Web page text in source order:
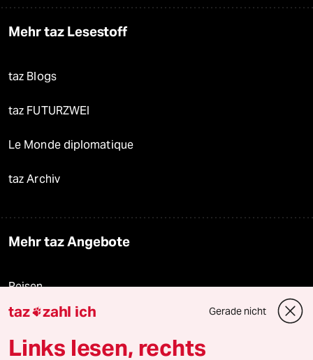
Mehr taz Lesestoff
taz Blogs
taz FUTURZWEI
Le Monde diplomatique
taz Archiv
Mehr taz Angebote
Reisen
Kantine
Shop
taz zahl ich Gerade nicht
Links lesen, rechts